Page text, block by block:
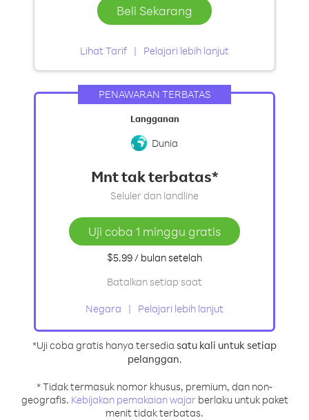
Beli Sekarang
Lihat Tarif Pelajari lebih lanjut
PENAWARAN TERBATAS
Langganan
Dunia
Mnt tak terbatas*
Seluler dan landline
Uji coba 1 minggu gratis
$5.99/ bulansetelah
Batalkan setiap saat
Negara Pelajari lebih lanjut
*Uji coba gratis hanya tersedia satu kali untuk setiap
pelanggan.
* Tidak termasuk nomor khusus, premium, dan non-
geografis. Kebijakan pemakaian wajarberlaku untuk paket
menit tidak terbatas.